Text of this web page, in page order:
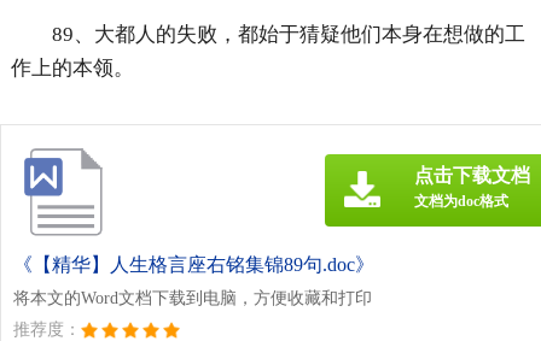
89、大都人的失败，都始于猜疑他们本身在想做的工
作上的本领。
《【精华】人生格言座右铭集锦89句.doc》
将本文的Word文档下载到电脑，方便收藏和打印
推荐度：
点击下载文档
文档为doc格式